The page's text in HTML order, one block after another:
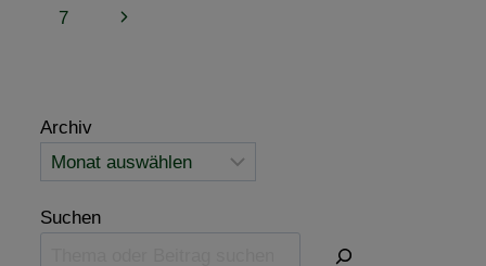
Seite
7
Nächste
Archiv
Suchen